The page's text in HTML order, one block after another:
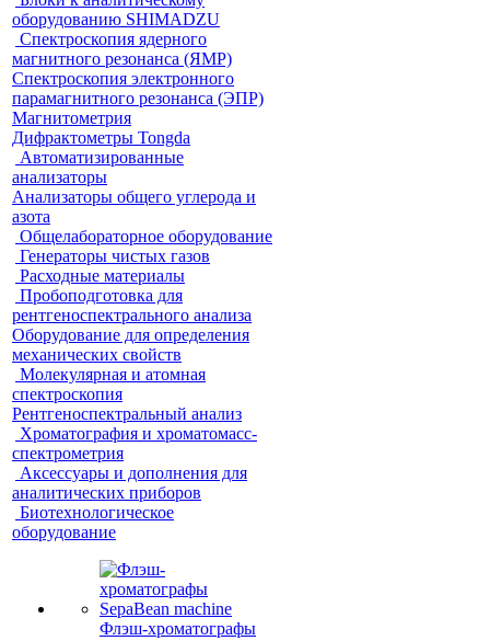
оборудованию SHIMADZU
Спектроскопия ядерного
магнитного резонанса (ЯМР)
Спектроскопия электронного
парамагнитного резонанса (ЭПР)
Магнитометрия
Дифрактометры Tongda
Автоматизированные
анализаторы
Анализаторы общего углерода и
азота
Общелабораторное оборудование
Генераторы чистых газов
Расходные материалы
Пробоподготовка для
рентгеноспектрального анализа
Оборудование для определения
механических свойств
Молекулярная и атомная
спектроскопия
Рентгеноспектральный анализ
Хроматография и хроматомасс-
спектрометрия
Аксессуары и дополнения для
аналитических приборов
Биотехнологическое
оборудование
Флэш-хроматографы